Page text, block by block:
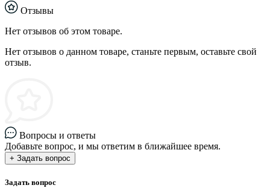
Отзывы
Нет отзывов об этом товаре.
Нет отзывов о данном товаре, станьте первым, оставьте свой
отзыв.
Вопросы и ответы
Добавьте вопрос, и мы ответим в ближайшее время.
+ Задать вопрос
Задать вопрос